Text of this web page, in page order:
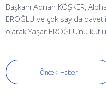
Başkanı Adnan KÖŞKER,
EROĞLU ve çok sayıda
olarak Yaşar EROĞLU’nu
Önceki Haber